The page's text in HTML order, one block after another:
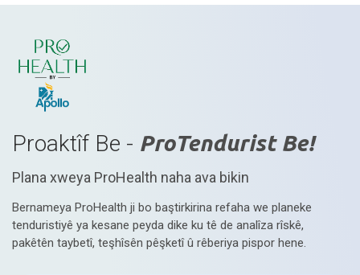
Proaktîf Be - ProTendurist Be!
Plana xweya ProHealth naha ava bikin
Bernameya ProHealth ji bo baştirkirina refaha we planeke
tenduristiyê ya kesane peyda dike ku tê de analîza rîskê,
pakêtên taybetî, teşhîsên pêşketî û rêberiya pispor hene.